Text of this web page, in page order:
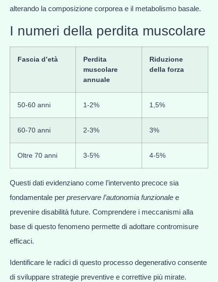
alterando la composizione corporea e il metabolismo basale.
I numeri della perdita muscolare
Fascia d’età
Perdita
muscolare
annuale
Riduzione
della forza
50-60 anni 1-2% 1,5%
60-70 anni 2-3% 3%
Oltre 70 anni 3-5% 4-5%
Questi dati evidenziano come l’intervento precoce sia
fondamentale per preservare l’autonomia funzionale e
prevenire disabilità future. Comprendere i meccanismi alla
base di questo fenomeno permette di adottare contromisure
efficaci.
Identificare le radici di questo processo degenerativo consente
di sviluppare strategie preventive e correttive più mirate.